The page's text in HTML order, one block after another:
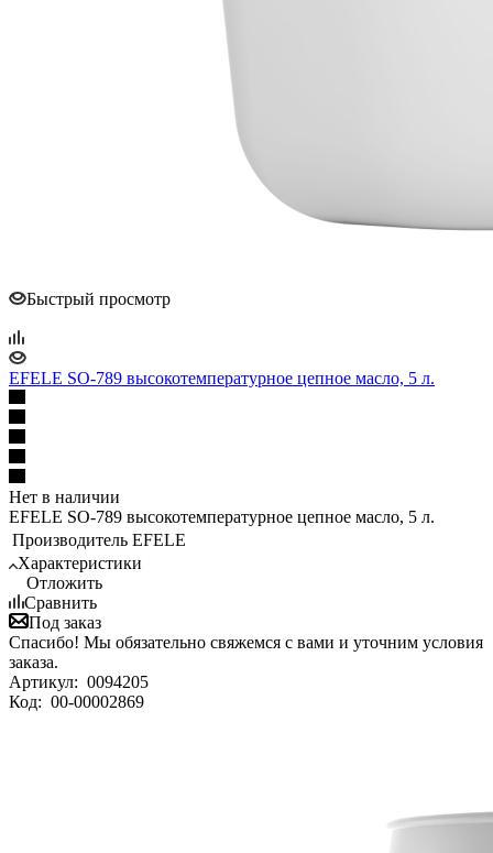
Быстрый просмотр
EFELE SO-789 высокотемпературное цепное масло, 5 л.
Нет в наличии
EFELE SO-789 высокотемпературное цепное масло, 5 л.
Производитель EFELE
Характеристики
Отложить
Сравнить
Под заказ
Спасибо! Мы обязательно свяжемся с вами и уточним условия
заказа.
Артикул: 0094205
Код: 00-00002869